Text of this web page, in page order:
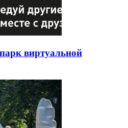
виртуальной